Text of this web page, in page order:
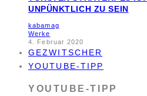
UNPÜNKTLICH ZU SEIN
kabamag
Werke
4. Februar 2020
GEZWITSCHER
YOUTUBE-TIPP
YOUTUBE-TIPP